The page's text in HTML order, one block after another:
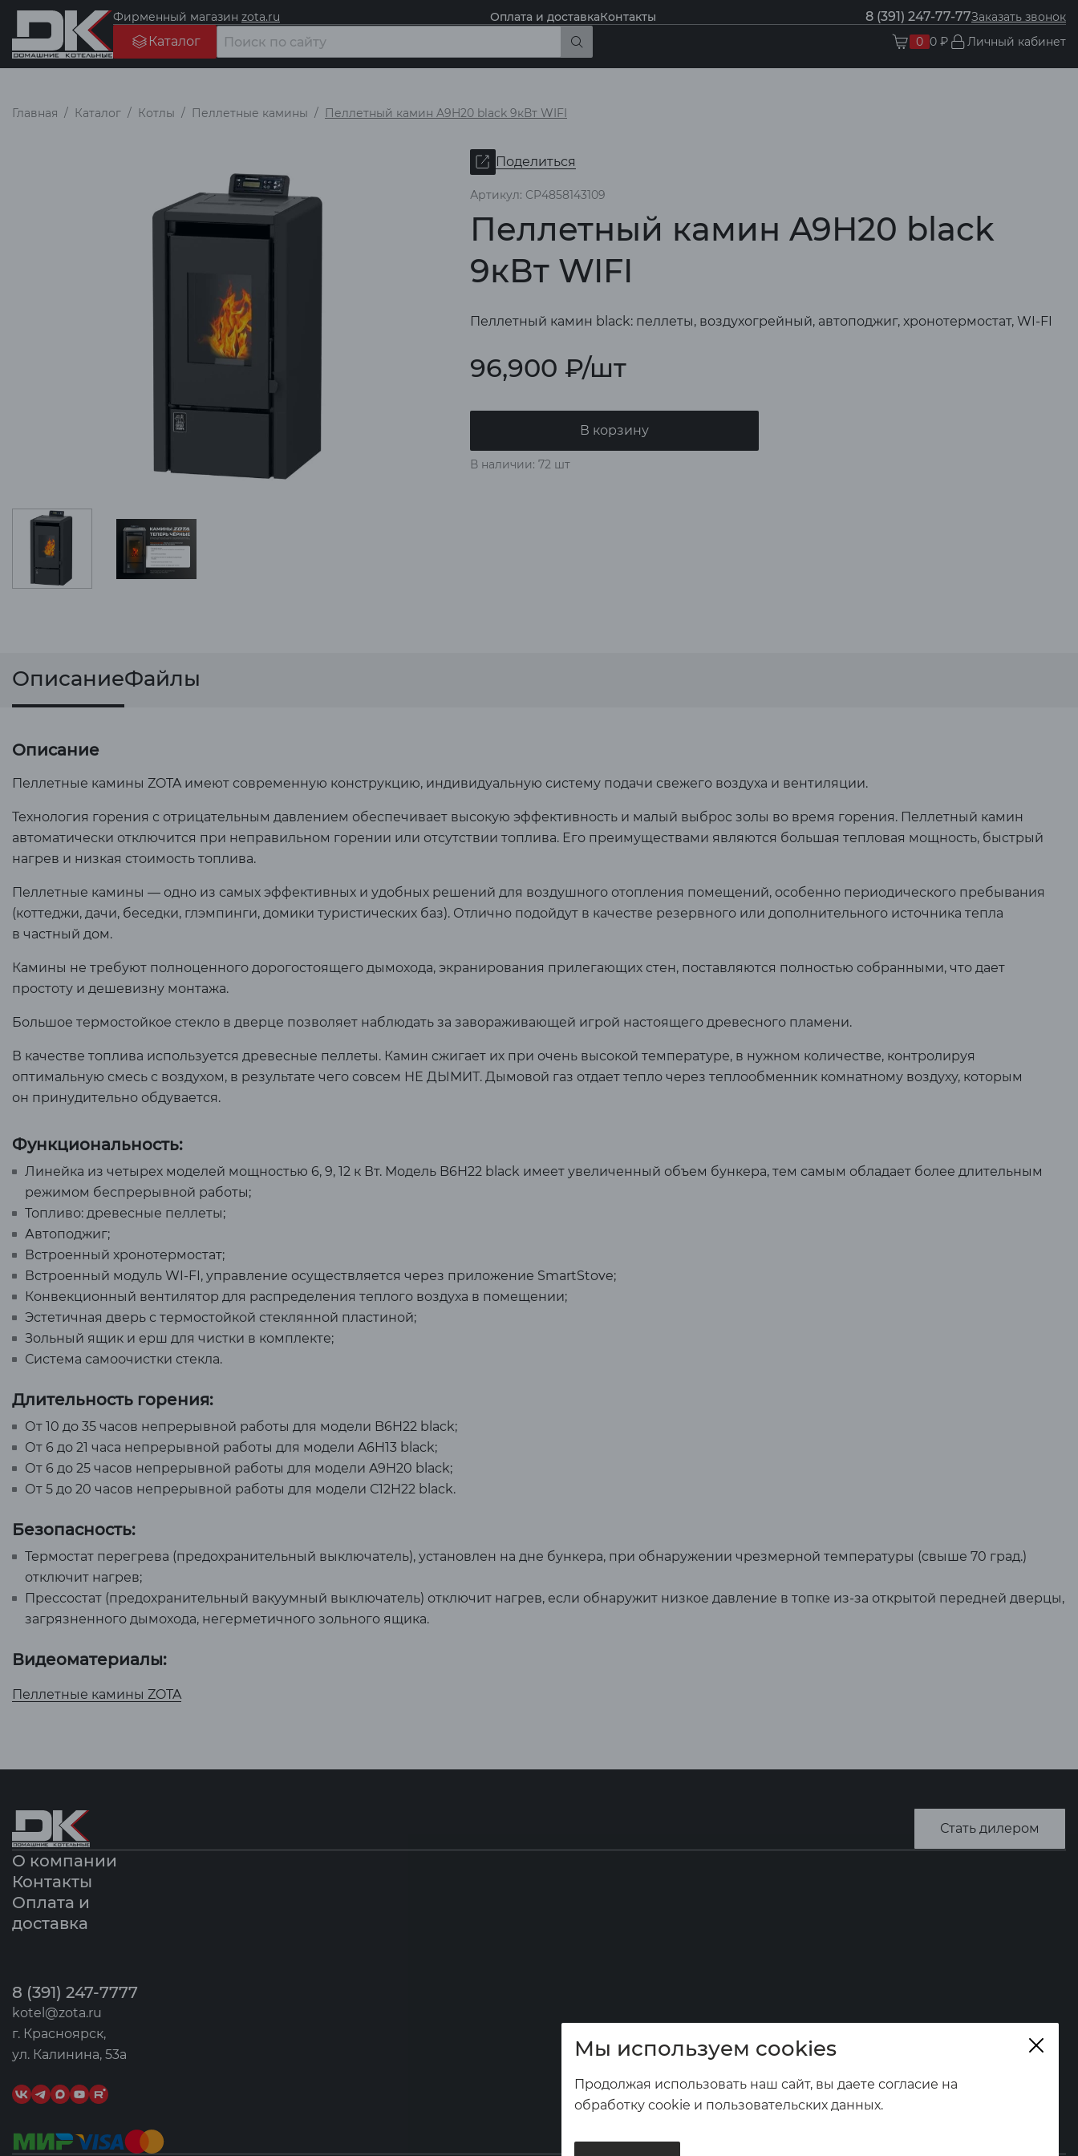
Фирменный магазин zota.ru Оплата и доставкаКонтакты 8 (391) 247-77-77Заказать звонок
Каталог 0 0 ₽ Личный кабинет
Главная Каталог Котлы Пеллетные камины Пеллетный камин A9H20 black 9кВт WIFI
Поделиться
Артикул: CP4858143109
Пеллетный камин A9H20 black
9кВт WIFI
Пеллетный камин black: пеллеты, воздухогрейный, автоподжиг, хронотермостат, WI-FI
96,900 ₽/шт
В корзину
В наличии: 72 шт
ОписаниеФайлы
Описание
Пеллетные камины ZOTA имеют современную конструкцию, индивидуальную систему подачи свежего воздуха и вентиляции.
Технология горения с отрицательным давлением обеспечивает высокую эффективность и малый выброс золы во время горения. Пеллетный камин
автоматически отключится при неправильном горении или отсутствии топлива. Его преимуществами являются большая тепловая мощность, быстрый
нагрев и низкая стоимость топлива.
Пеллетные камины — одно из самых эффективных и удобных решений для воздушного отопления помещений, особенно периодического пребывания
(коттеджи, дачи, беседки, глэмпинги, домики туристических баз). Отлично подойдут в качестве резервного или дополнительного источника тепла
в частный дом.
Камины не требуют полноценного дорогостоящего дымохода, экранирования прилегающих стен, поставляются полностью собранными, что дает
простоту и дешевизну монтажа.
Большое термостойкое стекло в дверце позволяет наблюдать за завораживающей игрой настоящего древесного пламени.
В качестве топлива используется древесные пеллеты. Камин сжигает их при очень высокой температуре, в нужном количестве, контролируя
оптимальную смесь с воздухом, в результате чего совсем НЕ ДЫМИТ. Дымовой газ отдает тепло через теплообменник комнатному воздуху, которым
он принудительно обдувается.
Функциональность:
Линейка из четырех моделей мощностью 6, 9, 12 к Вт. Модель B6H22 black имеет увеличенный объем бункера, тем самым обладает более длительным
режимом беспрерывной работы;
Топливо: древесные пеллеты;
Автоподжиг;
Встроенный хронотермостат;
Встроенный модуль WI-FI, управление осуществляется через приложение SmartStove;
Конвекционный вентилятор для распределения теплого воздуха в помещении;
Эстетичная дверь с термостойкой стеклянной пластиной;
Зольный ящик и ерш для чистки в комплекте;
Система самоочистки стекла.
Длительность горения:
От 10 до 35 часов непрерывной работы для модели B6H22 black;
От 6 до 21 часа непрерывной работы для модели A6H13 black;
От 6 до 25 часов непрерывной работы для модели A9H20 black;
От 5 до 20 часов непрерывной работы для модели С12H22 black.
Безопасность:
Термостат перегрева (предохранительный выключатель), установлен на дне бункера, при обнаружении чрезмерной температуры (свыше 70 град.)
отключит нагрев;
Прессостат (предохранительный вакуумный выключатель) отключит нагрев, если обнаружит низкое давление в топке из-за открытой передней дверцы,
загрязненного дымохода, негерметичного зольного ящика.
Видеоматериалы:
Пеллетные камины ZOTA
Стать дилером
О компании
Контакты
Оплата и
доставка
8 (391) 247-7777
kotel@zota.ru
г. Красноярск,
ул. Калинина, 53а
Мы используем cookies
Продолжая использовать наш сайт, вы даете согласие на
обработку cookie и пользовательских данных.